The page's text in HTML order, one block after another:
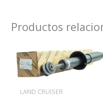
Productos
LAND CRUISER